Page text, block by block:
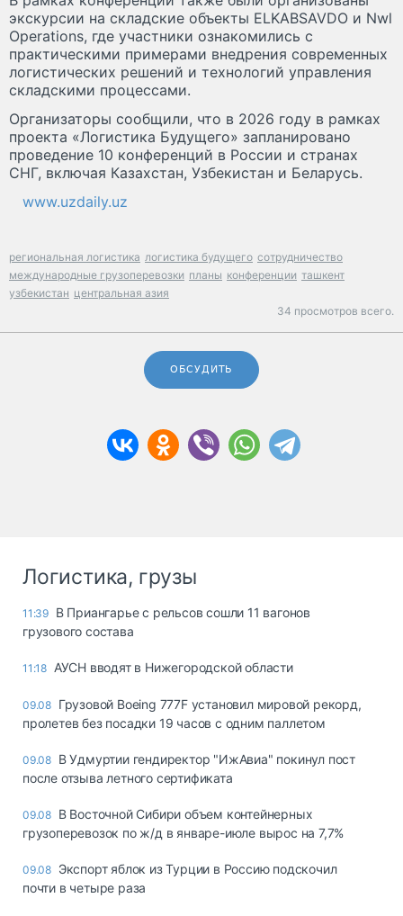
экскурсии на складские объекты ELKABSAVDO и Nwl
Operations, где участники ознакомились с
практическими примерами внедрения современных
логистических решений и технологий управления
складскими процессами.
Организаторы сообщили, что в 2026 году в рамках
проекта «Логистика Будущего» запланировано
проведение 10 конференций в России и странах
СНГ, включая Казахстан, Узбекистан и Беларусь.
www.uzdaily.uz
региональная логистика логистика будущего сотрудничество
международные грузоперевозки планы конференции ташкент
узбекистан центральная азия
34 просмотров всего.
ОБСУДИТЬ
Логистика, грузы
11:39 В Приангарье с рельсов сошли 11 вагонов
грузового состава
11:18 АУСН вводят в Нижегородской области
09.08 Грузовой Boeing 777F установил мировой рекорд,
пролетев без посадки 19 часов с одним паллетом
09.08 В Удмуртии гендиректор "ИжАвиа" покинул пост
после отзыва летного сертификата
09.08 В Восточной Сибири объем контейнерных
грузоперевозок по ж/д в январе-июле вырос на 7,7%
09.08 Экспорт яблок из Турции в Россию подскочил
почти в четыре раза